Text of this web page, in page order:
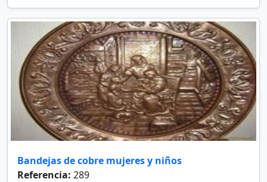
Bandejas de cobre mujeres y niños
Referencia: 289